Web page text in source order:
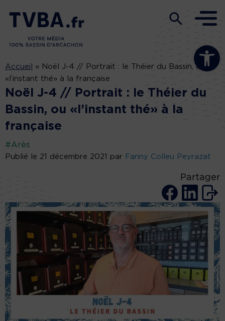
Ouvrir la
Accueil » Noël J-4 // Portrait : le Théier du Bassin, ou
«l’instant thé» à la française
Noël J-4 // Portrait : le Théier du
Bassin, ou «l’instant thé» à la
française
#Arès
Publié le 21 décembre 2021 par Fanny Colleu Peyrazat
Partager